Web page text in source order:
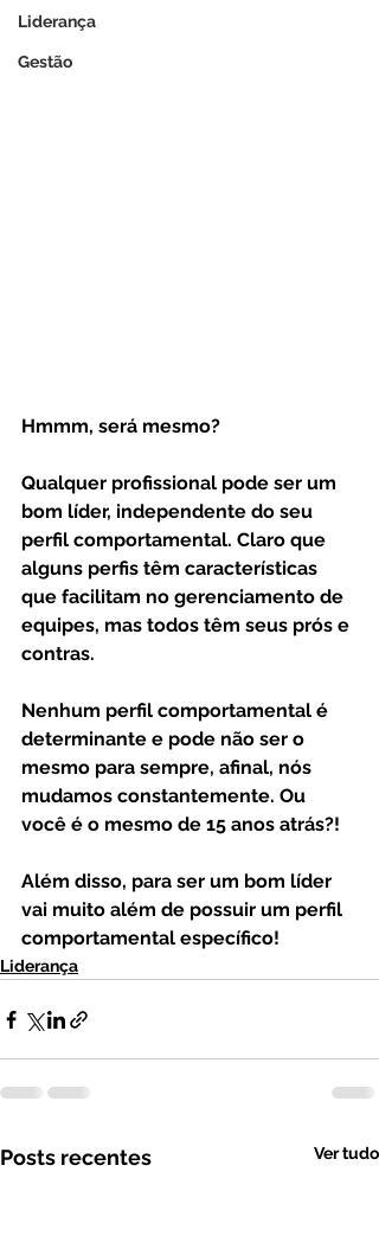
Liderança
Gestão
Hmmm, será mesmo?
Qualquer profissional pode ser um
bom líder, independente do seu
perfil comportamental. Claro que
alguns perfis têm características
que facilitam no gerenciamento de
equipes, mas todos têm seus prós e
contras.
Nenhum perfil comportamental é
determinante e pode não ser o
mesmo para sempre, afinal, nós
mudamos constantemente. Ou
você é o mesmo de 15 anos atrás?!
Além disso, para ser um bom líder
vai muito além de possuir um perfil
comportamental específico!
Liderança
Posts recentes Ver tudo